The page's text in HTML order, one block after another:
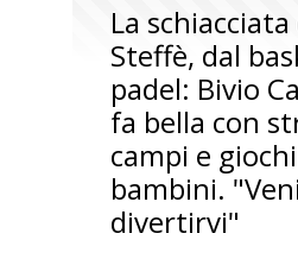
La
Steffè, dal
padel: Bivio
fa bella con
campi e
bambini.
divertirvi"